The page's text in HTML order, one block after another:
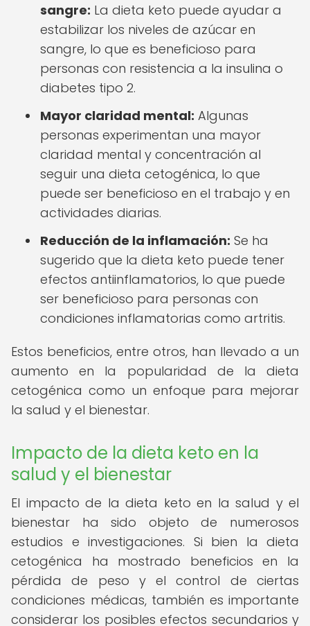
sangre: La dieta keto puede ayudar a
estabilizar los niveles de azúcar en
sangre, lo que es beneficioso para
personas con resistencia a la insulina o
diabetes tipo 2.
Mayor claridad mental: Algunas
personas experimentan una mayor
claridad mental y concentración al
seguir una dieta cetogénica, lo que
puede ser beneficioso en el trabajo y en
actividades diarias.
Reducción de la inflamación: Se ha
sugerido que la dieta keto puede tener
efectos antiinflamatorios, lo que puede
ser beneficioso para personas con
condiciones inflamatorias como artritis.
Estos beneficios, entre otros, han llevado a un
aumento en la popularidad de la dieta
cetogénica como un enfoque para mejorar
la salud y el bienestar.
Impacto de la dieta keto en la
salud y el bienestar
El impacto de la dieta keto en la salud y el
bienestar ha sido objeto de numerosos
estudios e investigaciones. Si bien la dieta
cetogénica ha mostrado beneficios en la
pérdida de peso y el control de ciertas
condiciones médicas, también es importante
considerar los posibles efectos secundarios y